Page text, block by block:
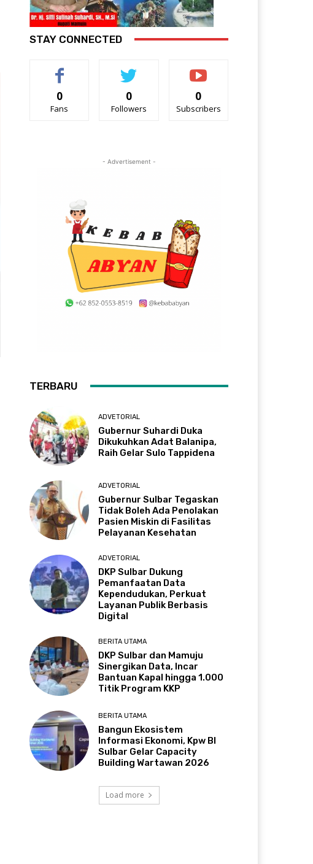
STAY CONNECTED
0
Fans
0
Followers
0
Subscribers
- Advertisement -
TERBARU
ADVETORIAL
Gubernur Suhardi Duka
Dikukuhkan Adat Balanipa,
Raih Gelar Sulo Tappidena
ADVETORIAL
Gubernur Sulbar Tegaskan
Tidak Boleh Ada Penolakan
Pasien Miskin di Fasilitas
Pelayanan Kesehatan
ADVETORIAL
DKP Sulbar Dukung
Pemanfaatan Data
Kependudukan, Perkuat
Layanan Publik Berbasis
Digital
BERITA UTAMA
DKP Sulbar dan Mamuju
Sinergikan Data, Incar
Bantuan Kapal hingga 1.000
Titik Program KKP
BERITA UTAMA
Bangun Ekosistem
Informasi Ekonomi, Kpw BI
Sulbar Gelar Capacity
Building Wartawan 2026
Load more